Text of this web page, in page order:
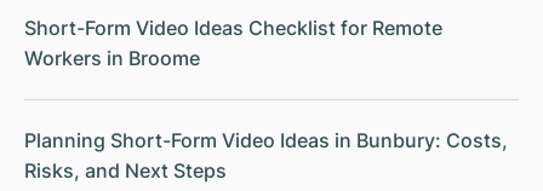
Short-Form Video Ideas Checklist for Remote
Workers in Broome
Planning Short-Form Video Ideas in Bunbury: Costs,
Risks, and Next Steps